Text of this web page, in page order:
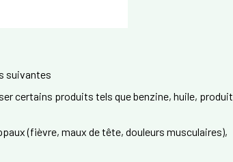
suivantes
certains produits tels que benzine, huile, produit
(fièvre, maux de tête, douleurs musculaires),